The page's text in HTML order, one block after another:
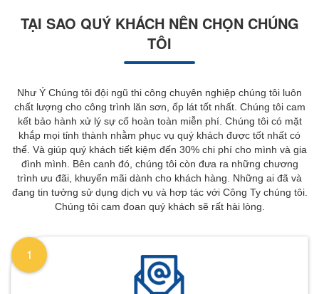
TẠI SAO QUÝ KHÁCH NÊN CHỌN CHÚNG
TÔI
Như Ý Chúng tôi đội ngũ thi công chuyên nghiệp chúng tôi luôn
chất lượng cho công trình lăn sơn, ốp lát tốt nhất. Chúng tôi cam
kết bảo hành xử lý sự cố hoàn toàn miễn phí. Chúng tôi có mặt
khắp mọi tỉnh thành nhằm phục vụ quý khách được tốt nhất có
thể. Và giúp quý khách tiết kiệm đến 30% chi phí cho mình và gia
đình mình. Bên canh đó, chúng tôi còn đưa ra những chương
trình ưu đãi, khuyến mãi dành cho khách hàng. Những ai đã và
đang tin tưởng sử dụng dịch vụ và hơp tác với Công Ty chúng tôi.
Chúng tôi cam đoan quý khách sẽ rất hài lòng.
1